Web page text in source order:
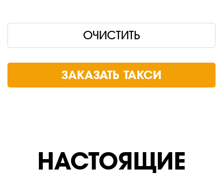
ОЧИСТИТЬ
ЗАКАЗАТЬ ТАКСИ
НАСТОЯЩИЕ